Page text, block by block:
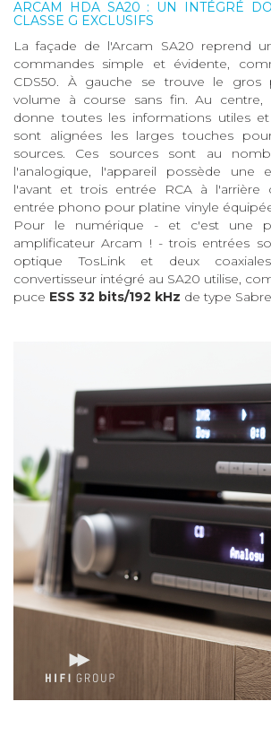
ARCAM HDA SA20 : UN INTÉGRÉ
CLASSE G EXCLUSIFS
La façade de l'Arcam SA20 reprend
commandes simple et évidente,
CDS50. À gauche se trouve le gros
volume à course sans fin. Au centre,
donne toutes les informations utiles
sont alignées les larges touches
sources. Ces sources sont au
l'analogique, l'appareil possède une
l'avant et trois entrée RCA à l'arrière
entrée phono pour platine vinyle
Pour le numérique - et c'est une
amplificateur Arcam ! - trois entrées
optique TosLink et deux
convertisseur intégré au SA20 utilise,
puce ESS 32 bits/192 kHz de type